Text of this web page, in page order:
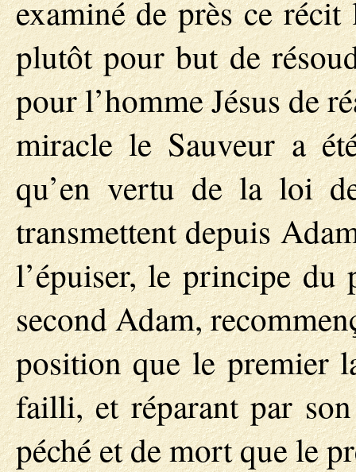
examiné de près ce
plutôt pour but de
pour l’homme Jésus de
miracle le Sauveur a
qu’en vertu de la loi
transmettent depuis
l’épuiser, le principe
second Adam,
position que le premier
failli, et réparant par
péché et de mort que le